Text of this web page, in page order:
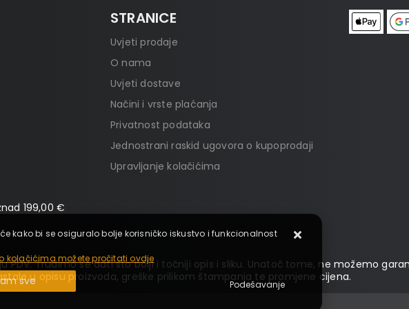
STRANICE
Uvjeti prodaje
O nama
Uvjeti dostave
Načini i vrste plaćanja
Privatnost podataka
Jednostrani raskid ugovora o kupoprodaji
Upravljanje kolačićima
199,00 €
PDV. Trudimo se dati što bolji i točniji opis i sliku. Unatoč tome, ne možemo
u opisu proizvoda, greške prilikom štampanja te promjene cijena.
kako bi se osiguralo bolje korisničko iskustvo i funkcionalnost
kolačićima možete pročitati ovdje
sve Podešavanje